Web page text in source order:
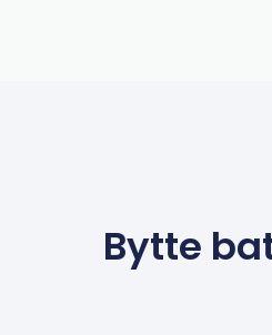
Bytte